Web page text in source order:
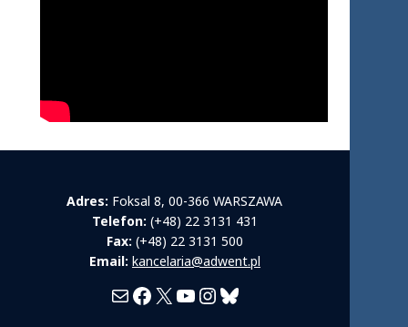
Adres: Foksal 8, 00-366 WARSZAWA
Telefon: (+48) 22 3131 431
Fax: (+48) 22 3131 500
Email: kancelaria@adwent.pl
MailFacebook
X YouTube
Instagram
Bluesky